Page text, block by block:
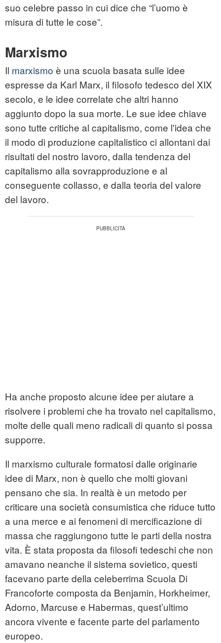
suo celebre passo in cui dice che “l’uomo è
misura di tutte le cose”.
Marxismo
Il marxismo è una scuola basata sulle idee
espresse da Karl Marx, il filosofo tedesco del XIX
secolo, e le idee correlate che altri hanno
aggiunto dopo la sua morte. Le sue idee chiave
sono tutte critiche al capitalismo, come l'idea che
il modo di produzione capitalistico ci allontani dai
risultati del nostro lavoro, dalla tendenza del
capitalismo alla sovrapproduzione e al
conseguente collasso, e dalla teoria del valore
del lavoro.
Ha anche proposto alcune idee per aiutare a
risolvere i problemi che ha trovato nel capitalismo,
molte delle quali meno radicali di quanto si possa
supporre.
Il marxismo culturale formatosi dalle originarie
idee di Marx, non è quello che molti giovani
pensano che sia. In realtà è un metodo per
criticare una società consumistica che riduce tutto
a una merce e ai fenomeni di mercificazione di
massa che raggiungono tutte le parti della nostra
vita. È stata proposta da filosofi tedeschi che non
amavano neanche il sistema sovietico, questi
facevano parte della celeberrima Scuola Di
Francoforte composta da Benjamin, Horkheimer,
Adorno, Marcuse e Habermas, quest’ultimo
ancora vivente e facente parte del parlamento
europeo.